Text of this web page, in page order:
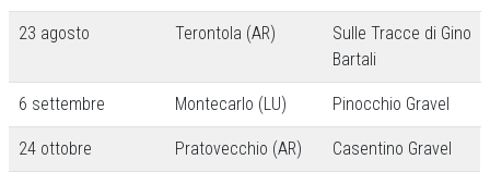
23 agosto Terontola (AR)
Sulle Tracce di Gino
Bartali
6 settembre Montecarlo (LU) Pinocchio Gravel
24 ottobre Pratovecchio (AR) Casentino Gravel